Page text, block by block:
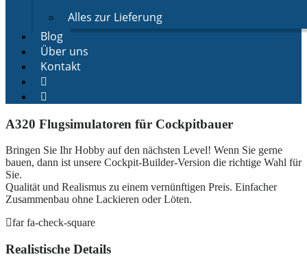
Alles zur Lieferung
Blog
Über uns
Kontakt
A320 Flugsimulatoren für Cockpitbauer
Bringen Sie Ihr Hobby auf den nächsten Level! Wenn Sie gerne
bauen, dann ist unsere Cockpit-Builder-Version die richtige Wahl für
Sie.
Qualität und Realismus zu einem vernünftigen Preis. Einfacher
Zusammenbau ohne Lackieren oder Löten.
far fa-check-square
Realistische Details